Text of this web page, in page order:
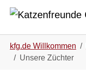
kfg.de Willkommen
Unsere Züchter